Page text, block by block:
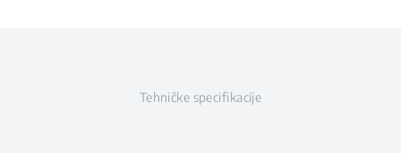
Tehničke specifikacije